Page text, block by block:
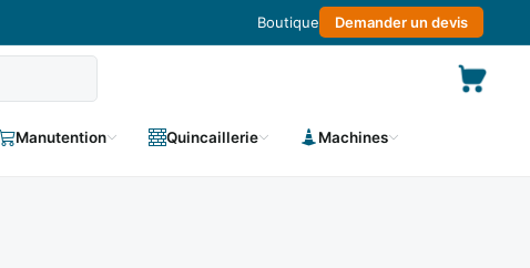
Boutique Demander un devis
Manutention Quincaillerie Machines